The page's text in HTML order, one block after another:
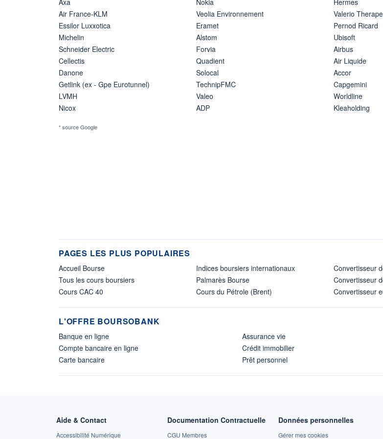
Air France-KLM
Essilor Luxxotica
Michelin
Schneider Electric
Cellectis
Danone
Getlink (ex - Gpe Eurotunnel)
LVMH
Nicox
Veolia Environnement
Eramet
Alstom
Forvia
Quadient
Solocal
TechnipFMC
Valeo
ADP
Valerio
Pernod Ricard
Ubisoft
Airbus
Air Liquide
Accor
Capgemini
Worldline
Kleaholding
* source Google
PAGES LES PLUS POPULAIRES
Accueil Bourse
Tous les cours boursiers
Cours CAC 40
Indices boursiers internationaux
Palmarès Bourse
Cours du Pétrole (Brent)
Convertisseur
Convertisseur
Convertisseur
L'OFFRE BOURSOBANK
Banque en ligne
Compte bancaire en ligne
Carte bancaire
Assurance vie
Crédit immobilier
Prêt personnel
Aide & Contact
Accessibilité Numérique
Documentation Contractuelle
CGU Membres
Données personnelles
Gérer mes cookies